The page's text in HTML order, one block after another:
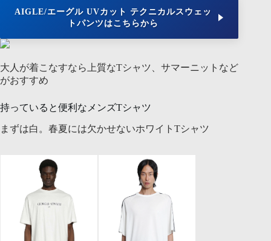
AIGLE/エーグル UVカット テクニカルスウェッ
トパンツはこちらから
大人が着こなすなら上質なTシャツ、サマーニットなど
がおすすめ
持っていると便利なメンズTシャツ
まずは白。春夏には欠かせないホワイトTシャツ